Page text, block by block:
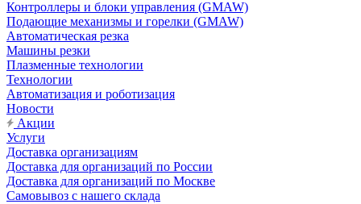
Контроллеры и блоки управления (GMAW)
Подающие механизмы и горелки (GMAW)
Автоматическая резка
Машины резки
Плазменные технологии
Технологии
Автоматизация и роботизация
Новости
Акции
Услуги
Доставка организациям
Доставка для организаций по России
Доставка для организаций по Москве
Самовывоз с нашего склада